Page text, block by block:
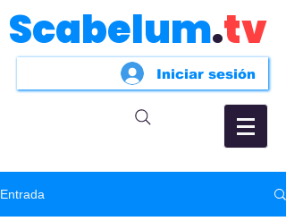
Scabelum.tv
Iniciar sesión
Entrada